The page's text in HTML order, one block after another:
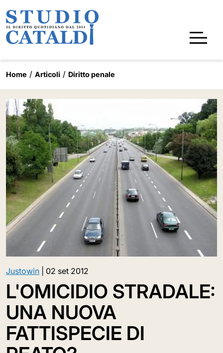
Home Articoli Diritto penale
Justowin 02 set 2012
L'OMICIDIO STRADALE:
UNA NUOVA
FATTISPECIE DI